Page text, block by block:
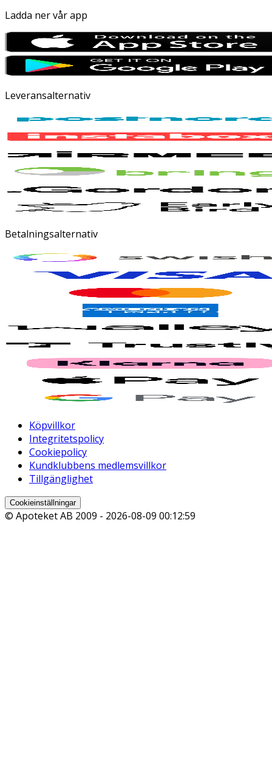
Ladda ner vår app
Leveransalternativ
Betalningsalternativ
Köpvillkor
Integritetspolicy
Cookiepolicy
Kundklubbens medlemsvillkor
Tillgänglighet
Cookieinställningar
© Apoteket AB 2009 - 2026-08-09 00:12:59